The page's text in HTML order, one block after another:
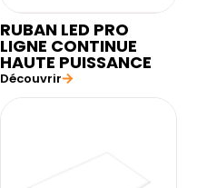
RUBAN LED PRO
LIGNE CONTINUE
HAUTE PUISSANCE
Découvrir